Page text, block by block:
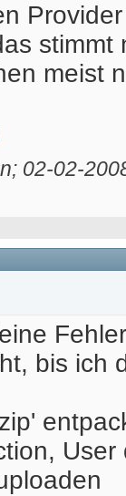
meist
02-02-
bis ich